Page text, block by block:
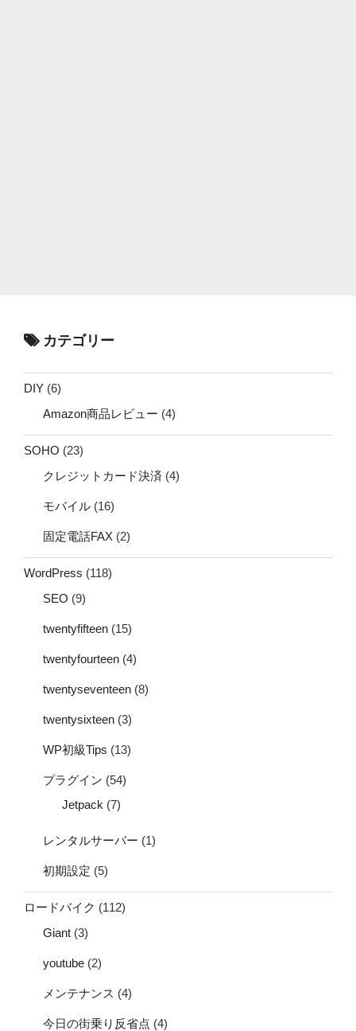
カテゴリー
DIY (6)
Amazon商品レビュー (4)
SOHO (23)
クレジットカード決済 (4)
モバイル (16)
固定電話FAX (2)
WordPress (118)
SEO (9)
twentyfifteen (15)
twentyfourteen (4)
twentyseventeen (8)
twentysixteen (3)
WP初級Tips (13)
プラグイン (54)
Jetpack (7)
レンタルサーバー (1)
初期設定 (5)
ロードバイク (112)
Giant (3)
youtube (2)
メンテナンス (4)
今日の街乗り反省点 (4)